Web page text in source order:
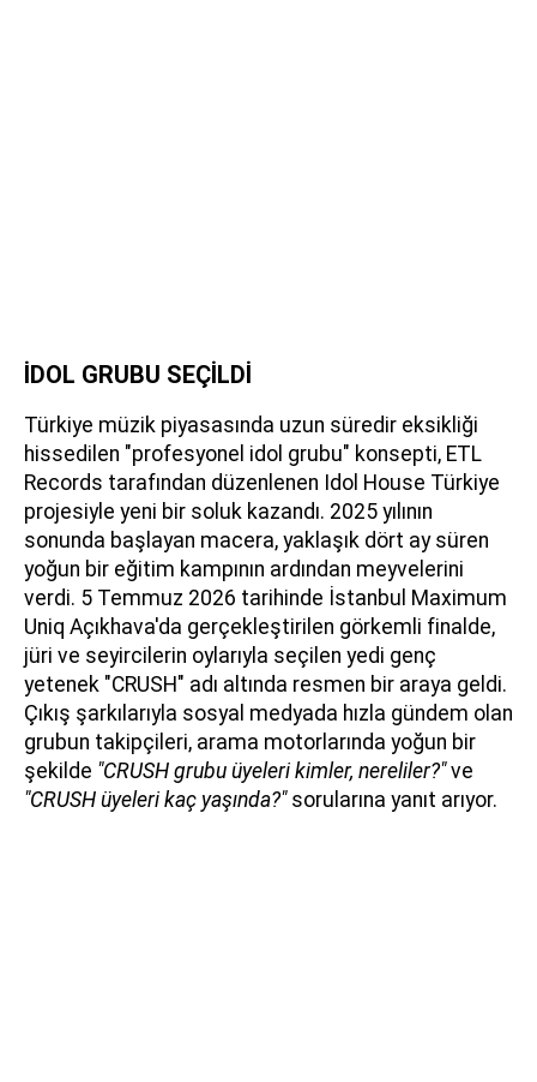
İDOL GRUBU SEÇİLDİ
Türkiye müzik piyasasında uzun süredir eksikliği
hissedilen "profesyonel idol grubu" konsepti, ETL
Records tarafından düzenlenen Idol House Türkiye
projesiyle yeni bir soluk kazandı. 2025 yılının
sonunda başlayan macera, yaklaşık dört ay süren
yoğun bir eğitim kampının ardından meyvelerini
verdi. 5 Temmuz 2026 tarihinde İstanbul Maximum
Uniq Açıkhava'da gerçekleştirilen görkemli finalde,
jüri ve seyircilerin oylarıyla seçilen yedi genç
yetenek "CRUSH" adı altında resmen bir araya geldi.
Çıkış şarkılarıyla sosyal medyada hızla gündem olan
grubun takipçileri, arama motorlarında yoğun bir
şekilde "CRUSH grubu üyeleri kimler, nereliler?"ve
"CRUSH üyeleri kaç yaşında?"sorularına yanıt arıyor.